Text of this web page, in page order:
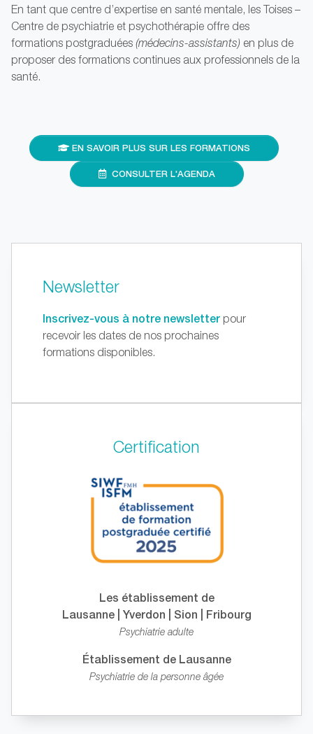
En tant que centre d’expertise en santé mentale, les Toises –
Centre de psychiatrie et psychothérapie offre des
formations postgraduées (médecins-assistants) en plus de
proposer des formations continues aux professionnels de la
santé.
EN SAVOIR PLUS SUR LES FORMATIONS
CONSULTER L'AGENDA
Newsletter
Inscrivez-vous à notre newsletter pour
recevoir les dates de nos prochaines
formations disponibles.
Certification
Les établissement de
Lausanne | Yverdon | Sion | Fribourg
Psychiatrie adulte
Établissement de Lausanne
Psychiatrie de la personne âgée